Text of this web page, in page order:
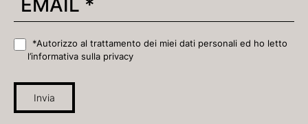
*Autorizzo al trattamento dei miei dati personali ed ho letto
l’informativa sulla privacy
Invia